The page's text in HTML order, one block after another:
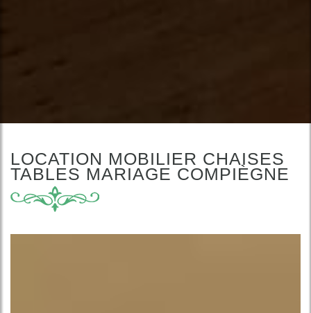
LOCATION MOBILIER CHAISES
TABLES MARIAGE COMPIÈGNE